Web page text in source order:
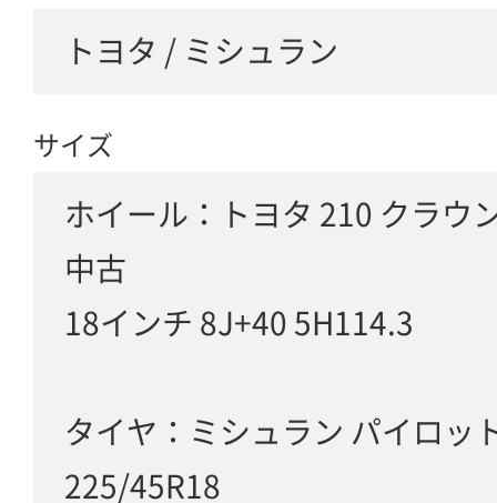
トヨタ / ミシュラン
サイズ
ホイール：トヨタ 210 クラウ
中古
18インチ 8J+40 5H114.3
タイヤ：ミシュラン パイロッ
225/45R18